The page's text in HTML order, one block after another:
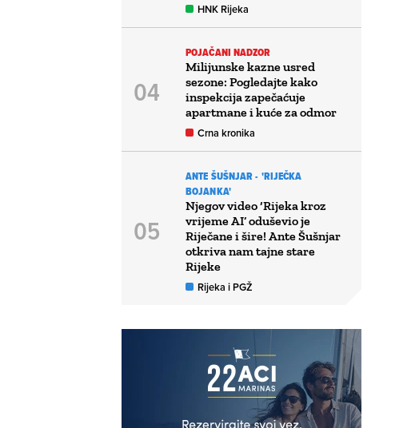
HNK Rijeka
POJAČANI NADZOR
Milijunske kazne usred
sezone: Pogledajte kako
inspekcija zapečaćuje
apartmane i kuće za odmor
Crna kronika
ANTE ŠUŠNJAR - 'RIJEČKA
BOJANKA'
Njegov video ‘Rijeka kroz
vrijeme AI’ oduševio je
Riječane i šire! Ante Šušnjar
otkriva nam tajne stare
Rijeke
Rijeka i PGŽ